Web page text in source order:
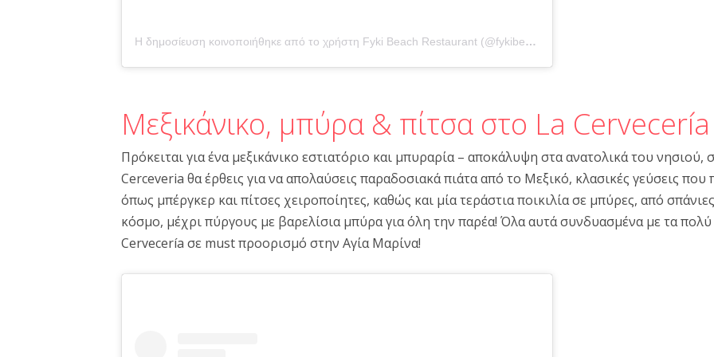
Η δημοσίευση κοινοποιήθηκε από το χρήστη Fyki Beach Restaurant (@fykibeachrestaurant)
Μεξικάνικο, μπύρα & πίτσα στο La Cervecería
Πρόκειται για ένα μεξικάνικο εστιατόριο και μπυραρία – αποκάλυψη στα ανατολικά του
Cerceveria θα έρθεις για να απολαύσεις παραδοσιακά πιάτα από το Μεξικό, κλασικές γεύσεις που
όπως μπέργκερ και πίτσες χειροποίητες, καθώς και μία τεράστια ποικιλία σε μπύρες, από
κόσμο, μέχρι πύργους με βαρελίσια μπύρα για όλη την παρέα! Όλα αυτά συνδυασμένα με τα
Cervecería σε must προορισμό στην Αγία Μαρίνα!